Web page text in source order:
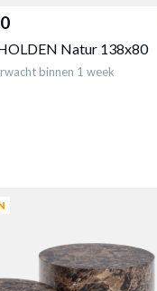
Natur 138x80
binnen 1 week